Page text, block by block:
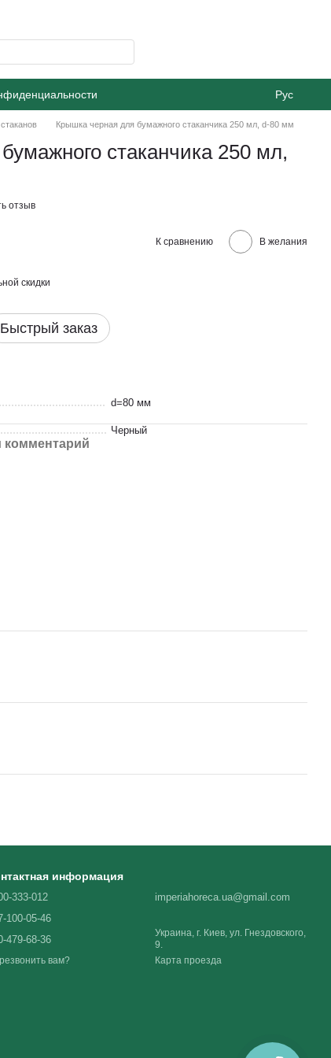
Рус
Крышка черная для бумажного стаканчика 250 мл, d-80 мм
стаканчика 250 мл,
отзыв
К сравнению В желания
скидки
Быстрый заказ
d=80 мм
Черный
информация
333-012
100-05-46
479-68-36
вам?
imperiahoreca.ua@gmail.com
Украина, г. Киев, ул. Гнездовского,
9.
Карта проезда